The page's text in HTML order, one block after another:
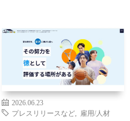
2026.06.23
プレスリリースなど
雇用/人材